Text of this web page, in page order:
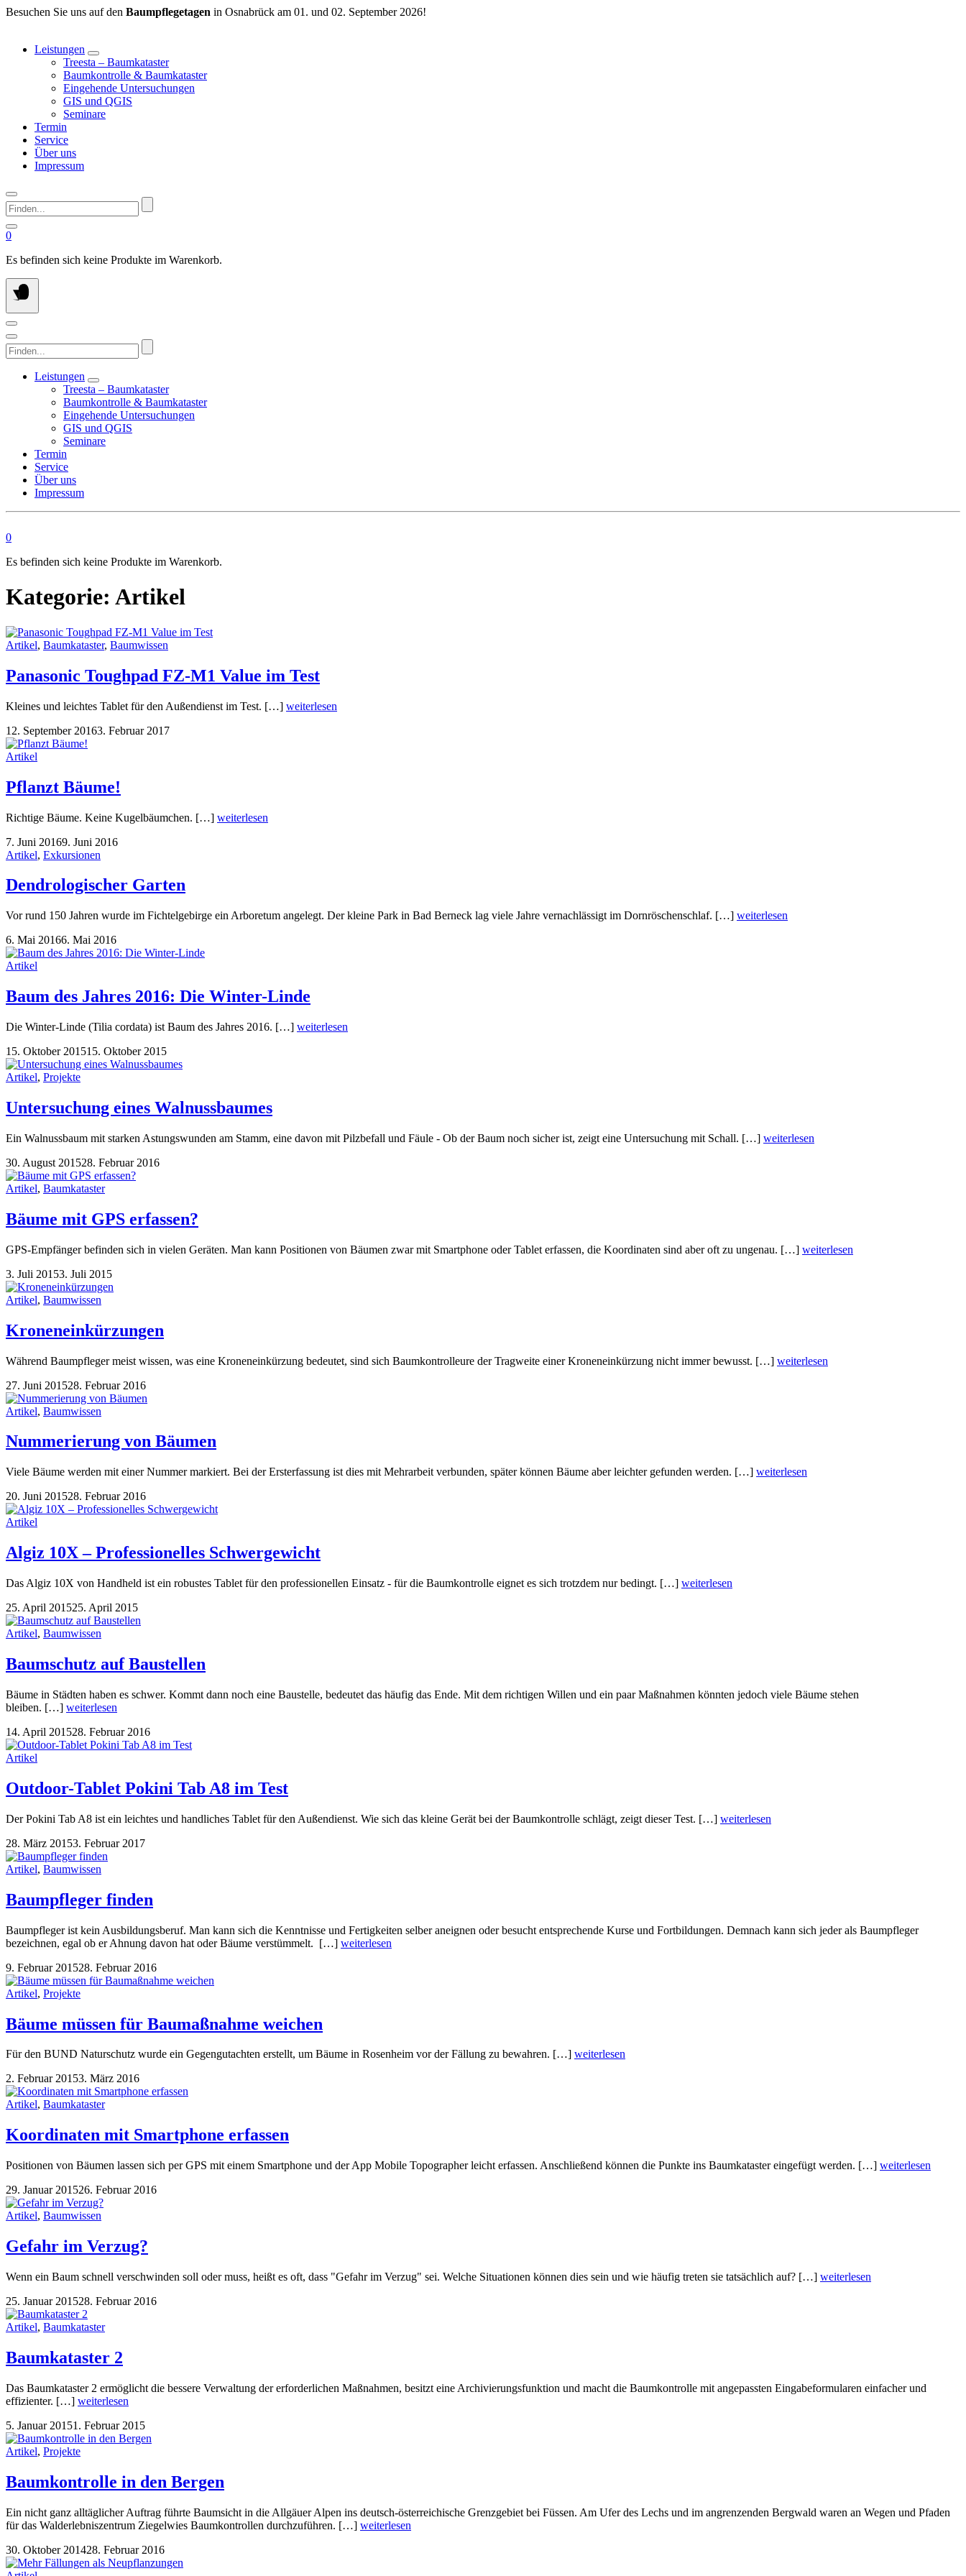
Springen
Inhalt
Besuchen Sie uns auf den Baumpflegetagen in Osnabrück am 01. und 02. September 2026!
Leistungen
Treesta – Baumkataster
Baumkontrolle & Baumkataster
Eingehende Untersuchungen
GIS und QGIS
Seminare
Termin
Service
Über uns
Impressum
Finden...
0
Es befinden sich keine Produkte im Warenkorb.
Finden...
Leistungen
Treesta – Baumkataster
Baumkontrolle & Baumkataster
Eingehende Untersuchungen
GIS und QGIS
Seminare
Termin
Service
Über uns
Impressum
0
Es befinden sich keine Produkte im Warenkorb.
Kategorie: Artikel
Artikel, Baumkataster, Baumwissen
Panasonic Toughpad FZ-M1 Value im Test
Kleines und leichtes Tablet für den Außendienst im Test. […] weiterlesen
12. September 20163. Februar 2017
Artikel
Pflanzt Bäume!
Richtige Bäume. Keine Kugelbäumchen. […] weiterlesen
7. Juni 20169. Juni 2016
Artikel, Exkursionen
Dendrologischer Garten
Vor rund 150 Jahren wurde im Fichtelgebirge ein Arboretum angelegt. Der kleine Park in Bad Berneck lag viele Jahre vernachlässigt im Dornröschenschlaf. […] weiterlesen
6. Mai 20166. Mai 2016
Artikel
Baum des Jahres 2016: Die Winter-Linde
Die Winter-Linde (Tilia cordata) ist Baum des Jahres 2016. […] weiterlesen
15. Oktober 201515. Oktober 2015
Artikel, Projekte
Untersuchung eines Walnussbaumes
Ein Walnussbaum mit starken Astungswunden am Stamm, eine davon mit Pilzbefall und Fäule - Ob der Baum noch sicher ist, zeigt eine Untersuchung mit Schall. […] weiterlesen
30. August 201528. Februar 2016
Artikel, Baumkataster
Bäume mit GPS erfassen?
GPS-Empfänger befinden sich in vielen Geräten. Man kann Positionen von Bäumen zwar mit Smartphone oder Tablet erfassen, die Koordinaten sind aber oft zu ungenau. […] weiterlesen
3. Juli 20153. Juli 2015
Artikel, Baumwissen
Kroneneinkürzungen
Während Baumpfleger meist wissen, was eine Kroneneinkürzung bedeutet, sind sich Baumkontrolleure der Tragweite einer Kroneneinkürzung nicht immer bewusst. […] weiterlesen
27. Juni 201528. Februar 2016
Artikel, Baumwissen
Nummerierung von Bäumen
Viele Bäume werden mit einer Nummer markiert. Bei der Ersterfassung ist dies mit Mehrarbeit verbunden, später können Bäume aber leichter gefunden werden. […] weiterlesen
20. Juni 201528. Februar 2016
Artikel
Algiz 10X – Professionelles Schwergewicht
Das Algiz 10X von Handheld ist ein robustes Tablet für den professionellen Einsatz - für die Baumkontrolle eignet es sich trotzdem nur bedingt. […] weiterlesen
25. April 201525. April 2015
Artikel, Baumwissen
Baumschutz auf Baustellen
Bäume in Städten haben es schwer. Kommt dann noch eine Baustelle, bedeutet das häufig das Ende. Mit dem richtigen Willen und ein paar Maßnahmen könnten jedoch viele Bäume stehen
bleiben. […] weiterlesen
14. April 201528. Februar 2016
Artikel
Outdoor-Tablet Pokini Tab A8 im Test
Der Pokini Tab A8 ist ein leichtes und handliches Tablet für den Außendienst. Wie sich das kleine Gerät bei der Baumkontrolle schlägt, zeigt dieser Test. […] weiterlesen
28. März 20153. Februar 2017
Artikel, Baumwissen
Baumpfleger finden
Baumpfleger ist kein Ausbildungsberuf. Man kann sich die Kenntnisse und Fertigkeiten selber aneignen oder besucht entsprechende Kurse und Fortbildungen. Demnach kann sich jeder als Baumpfleger
bezeichnen, egal ob er Ahnung davon hat oder Bäume verstümmelt. […] weiterlesen
9. Februar 201528. Februar 2016
Artikel, Projekte
Bäume müssen für Baumaßnahme weichen
Für den BUND Naturschutz wurde ein Gegengutachten erstellt, um Bäume in Rosenheim vor der Fällung zu bewahren. […] weiterlesen
2. Februar 20153. März 2016
Artikel, Baumkataster
Koordinaten mit Smartphone erfassen
Positionen von Bäumen lassen sich per GPS mit einem Smartphone und der App Mobile Topographer leicht erfassen. Anschließend können die Punkte ins Baumkataster eingefügt werden. […] weiterlesen
29. Januar 201526. Februar 2016
Artikel, Baumwissen
Gefahr im Verzug?
Wenn ein Baum schnell verschwinden soll oder muss, heißt es oft, dass "Gefahr im Verzug" sei. Welche Situationen können dies sein und wie häufig treten sie tatsächlich auf? […] weiterlesen
25. Januar 201528. Februar 2016
Artikel, Baumkataster
Baumkataster 2
Das Baumkataster 2 ermöglicht die bessere Verwaltung der erforderlichen Maßnahmen, besitzt eine Archivierungsfunktion und macht die Baumkontrolle mit angepassten Eingabeformularen einfacher und
effizienter. […] weiterlesen
5. Januar 20151. Februar 2015
Artikel, Projekte
Baumkontrolle in den Bergen
Ein nicht ganz alltäglicher Auftrag führte Baumsicht in die Allgäuer Alpen ins deutsch-österreichische Grenzgebiet bei Füssen. Am Ufer des Lechs und im angrenzenden Bergwald waren an Wegen und Pfaden
für das Walderlebniszentrum Ziegelwies Baumkontrollen durchzuführen. […] weiterlesen
30. Oktober 201428. Februar 2016